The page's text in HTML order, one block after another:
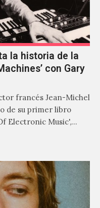
la historia de la
con Gary
francés Jean-Michel
de su primer libro
Electronic Music',